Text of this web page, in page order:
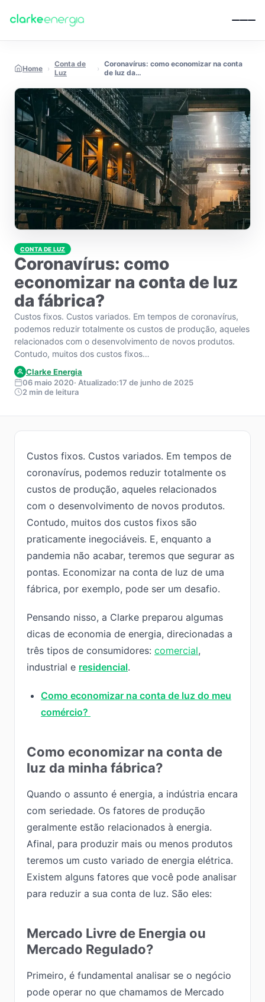
Home › Conta de
Luz
› Coronavírus: como economizar na conta
de luz da…
CONTA DE LUZ
Coronavírus: como
economizar na conta de luz
da fábrica?
Custos fixos. Custos variados. Em tempos de coronavírus,
podemos reduzir totalmente os custos de produção, aqueles
relacionados com o desenvolvimento de novos produtos.
Contudo, muitos dos custos fixos…
Clarke Energia
06 maio 2020· Atualizado:17 de junho de 2025
2 min de leitura
Custos fixos. Custos variados. Em tempos de
coronavírus, podemos reduzir totalmente os
custos de produção, aqueles relacionados
com o desenvolvimento de novos produtos.
Contudo, muitos dos custos fixos são
praticamente inegociáveis. E, enquanto a
pandemia não acabar, teremos que segurar as
pontas. Economizar na conta de luz de uma
fábrica, por exemplo, pode ser um desafio.
Pensando nisso, a Clarke preparou algumas
dicas de economia de energia, direcionadas a
três tipos de consumidores: comercial,
industrial e residencial.
Como economizar na conta de luz do meu
comércio?
Como economizar na conta de
luz da minha fábrica?
Quando o assunto é energia, a indústria encara
com seriedade. Os fatores de produção
geralmente estão relacionados à energia.
Afinal, para produzir mais ou menos produtos
teremos um custo variado de energia elétrica.
Existem alguns fatores que você pode analisar
para reduzir a sua conta de luz. São eles:
Mercado Livre de Energia ou
Mercado Regulado?
Primeiro, é fundamental analisar se o negócio
pode operar no que chamamos de Mercado